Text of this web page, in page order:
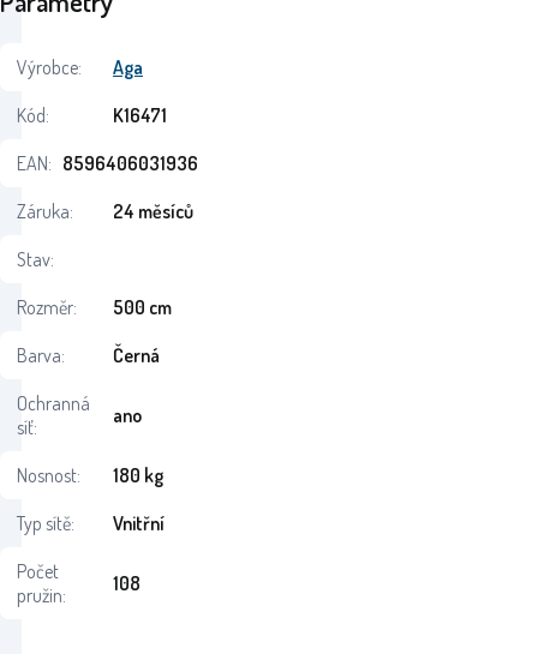
Výrobce:
Aga
Kód:
K16471
EAN: 8596406031936
Záruka:
24 měsíců
Stav:
Rozměr:
500 cm
Barva:
Černá
Ochranná
síť:
ano
Nosnost:
180 kg
Typ sítě:
Vnitřní
Počet
pružin:
108